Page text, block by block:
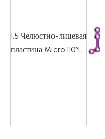
1.5 Челюстно-лицевая
пластина Micro 110°L